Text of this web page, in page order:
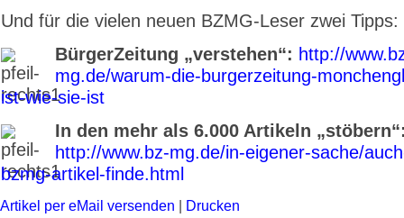
Und für die vielen neuen BZMG-Leser zwei Tipps:
BürgerZeitung „verstehen“: http://
mg.de/warum-die-burgerzeitung-
ist-wie-sie-ist
In den mehr als 6.000 Artikeln
http://www.bz-mg.de/in-eigener-sache/
bzmg-artikel-finde.html
Artikel per eMail versenden Drucken